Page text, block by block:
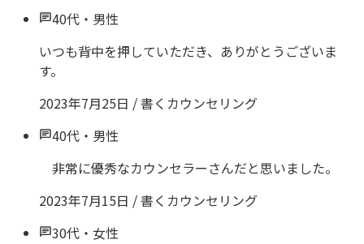
40代 ・ 男性
いつも背中を押していただき、ありがとうございま
す。
2023年7月25日 /書くカウンセリング
40代 ・ 男性
非常に優秀なカウンセラーさんだと思いました。
2023年7月15日 /書くカウンセリング
30代 ・ 女性